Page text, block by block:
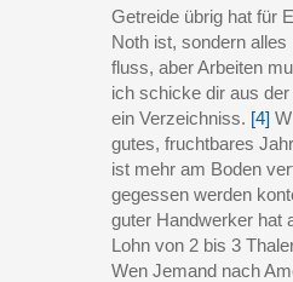
Getreide übrig hat für
Noth ist, sondern alles
fluss, aber Arbeiten
ich schicke dir aus
ein Verzeichniss. [4]
gutes, fruchtbares
ist mehr am Boden
gegessen werden
guter Handwerker hat
Lohn von 2 bis 3
Wen Jemand nach